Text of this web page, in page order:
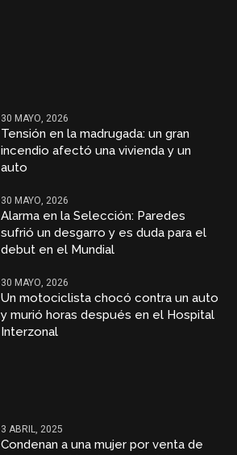
30 MAYO, 2026
Tensión en la madrugada: un gran
incendio afectó una vivienda y un
auto
30 MAYO, 2026
Alarma en la Selección: Paredes
sufrió un desgarro y es duda para el
debut en el Mundial
30 MAYO, 2026
Un motociclista chocó contra un auto
y murió horas después en el Hospital
Interzonal
3 ABRIL, 2025
Condenan a una mujer por venta de